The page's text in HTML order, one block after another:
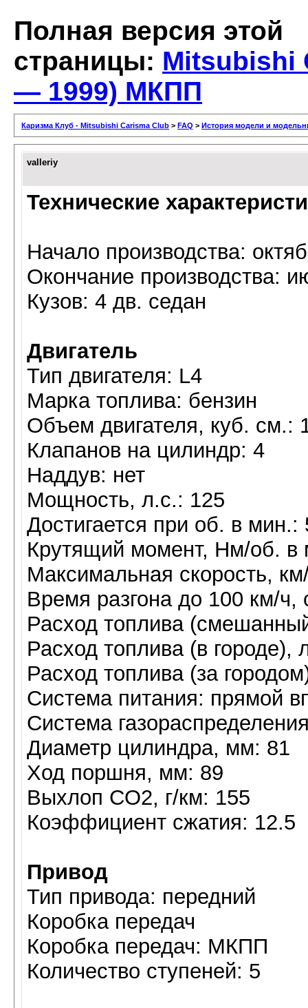
Полная версия этой
страницы: Mitsubishi
— 1999) MКПП
Каризма Клуб - Mitsubishi Carisma Club > FAQ > История модели и
valleriy
Технические
Начало производства:
Окончание производства:
Кузов: 4 дв. седан
Двигатель
Тип двигателя: L4
Марка топлива: бензин
Объем двигателя, куб. см.:
Клапанов на цилиндр: 4
Наддув: нет
Мощность, л.с.: 125
Достигается при об. в мин.:
Крутящий момент, Нм/об. в
Максимальная скорость,
Время разгона до 100 км/ч,
Расход топлива
Расход топлива (в городе),
Расход топлива (за
Система питания: прямой
Система
Диaметр цилиндра, мм: 81
Ход поршня, мм: 89
Выхлоп CO2, г/км: 155
Коэффициент сжатия: 12.5
Привод
Тип привода: передний
Коробка передач
Коробка передач: МКПП
Количество ступеней: 5